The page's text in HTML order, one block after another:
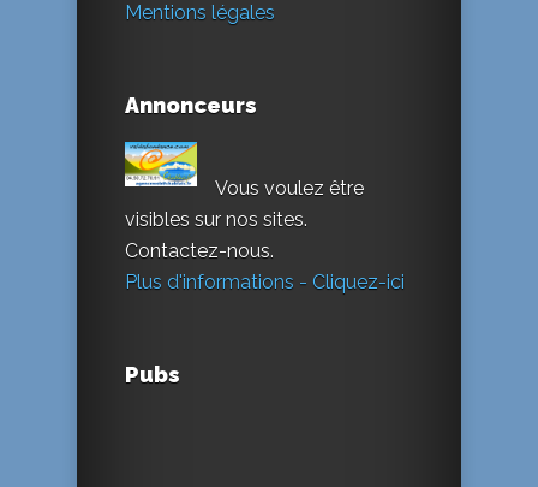
Mentions légales
Annonceurs
Vous voulez être
visibles sur nos sites.
Contactez-nous.
Plus d'informations - Cliquez-ici
Pubs